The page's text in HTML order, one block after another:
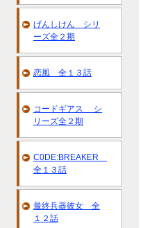
げんしけん シリ
ーズ全２期
恋風 全１３話
コードギアス シ
リーズ全２期
C0DE:BREAKER
全１３話
最終兵器彼女 全
１２話